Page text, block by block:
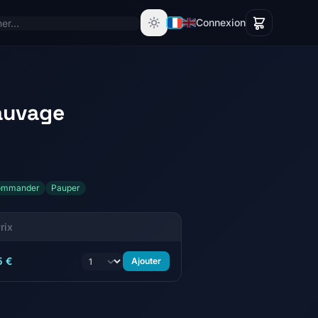
Connexion
Pauper
€ Ajouter